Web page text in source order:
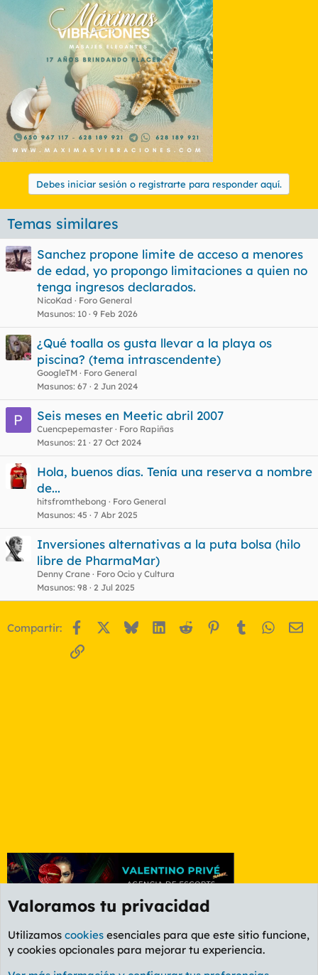
Debes iniciar sesión o registrarte para responder aquí.
Temas similares
Sanchez propone limite de acceso a menores
de edad, yo propongo limitaciones a quien no
tenga ingresos declarados.
NicoKad
Foro General
Masunos 10 9 Feb 2026
¿Qué toalla os gusta llevar a la playa os
piscina? (tema intrascendente)
GoogleTM
Foro General
Masunos 67 2 Jun 2024
Seis meses en Meetic abril 2007
Cuencpepemaster
Foro Rapiñas
Masunos 21 27 Oct 2024
Hola, buenos días. Tenía una reserva a nombre
de...
hitsfromthebong
Foro General
Masunos 45 7 Abr 2025
Inversiones alternativas a la puta bolsa (hilo
libre de PharmaMar)
Denny Crane
Foro Ocio y Cultura
Masunos 98 2 Jul 2025
Compartir: Facebook BlueskyLinkedIn
Reddit Pinterest
Tumblr
Enlace
Foro Informática y Videojuegos
Valoramos tu privacidad
Utilizamos cookies esenciales para que este sitio funcione,
y cookies opcionales para mejorar tu experiencia.